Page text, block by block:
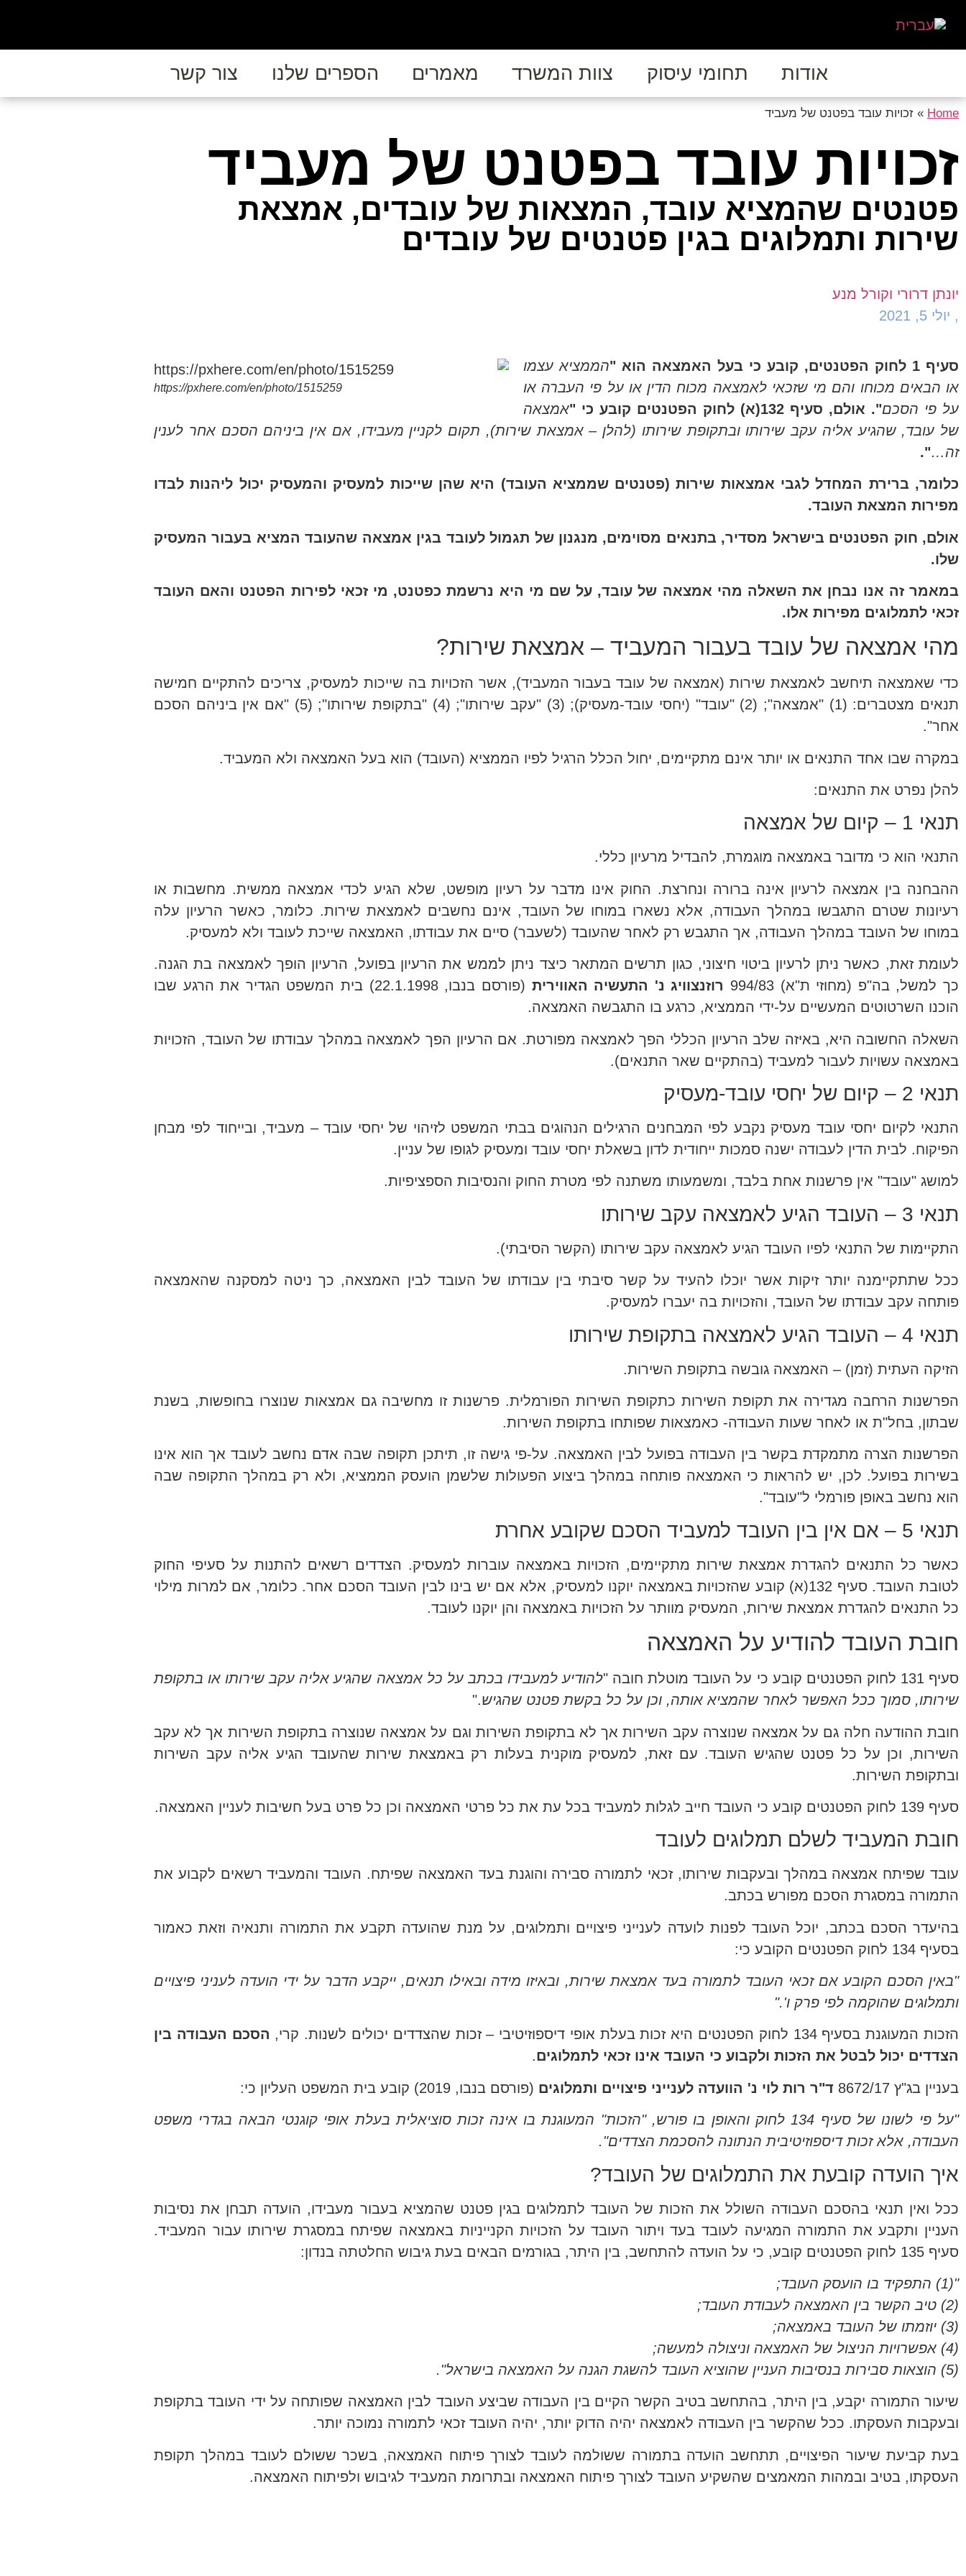
אודות תחומי עיסוק צוות המשרד מאמרים הספרים שלנו צור קשר
Home
» זכויות עובד בפטנט של מעביד
זכויות עובד בפטנט של מעביד
פטנטים שהמציא עובד, המצאות של עובדים, אמצאת
שירות ותמלוגים בגין פטנטים של עובדים
יונתן דרורי וקורל מנע
, יולי 5, 2021
https://pxhere.com/en/photo/1515259
סעיף 1 לחוק הפטנטים, קובע כי בעל האמצאה הוא "
הממציא עצמו
או הבאים מכוחו והם מי שזכאי לאמצאה מכוח הדין או על פי העברה או
על פי הסכם". אולם, סעיף 132(א) לחוק הפטנטים קובע כי "
אמצאה
של עובד, שהגיע אליה עקב שירותו ובתקופת שירותו (להלן – אמצאת שירות), תקום לקניין מעבידו, אם אין ביניהם הסכם אחר לענין
זה…".
כלומר, ברירת המחדל לגבי אמצאות שירות (פטנטים שממציא העובד) היא שהן שייכות למעסיק והמעסיק יכול ליהנות לבדו
מפירות המצאת העובד.
אולם, חוק הפטנטים בישראל מסדיר, בתנאים מסוימים, מנגנון של תגמול לעובד בגין אמצאה שהעובד המציא בעבור המעסיק
שלו.
במאמר זה אנו נבחן את השאלה מהי אמצאה של עובד, על שם מי היא נרשמת כפטנט, מי זכאי לפירות הפטנט והאם העובד
זכאי לתמלוגים מפירות אלו.
מהי אמצאה של עובד בעבור המעביד – אמצאת שירות?
כדי שאמצאה תיחשב לאמצאת שירות (אמצאה של עובד בעבור המעביד), אשר הזכויות בה שייכות למעסיק, צריכים להתקיים חמישה
תנאים מצטברים: (1) "אמצאה"; (2) "עובד" (יחסי עובד-מעסיק); (3) "עקב שירותו"; (4) "בתקופת שירותו"; (5) "אם אין ביניהם הסכם
אחר".
במקרה שבו אחד התנאים או יותר אינם מתקיימים, יחול הכלל הרגיל לפיו הממציא (העובד) הוא בעל האמצאה ולא המעביד.
להלן נפרט את התנאים:
תנאי 1 – קיום של אמצאה
התנאי הוא כי מדובר באמצאה מוגמרת, להבדיל מרעיון כללי.
ההבחנה בין אמצאה לרעיון אינה ברורה ונחרצת. החוק אינו מדבר על רעיון מופשט, שלא הגיע לכדי אמצאה ממשית. מחשבות או
רעיונות שטרם התגבשו במהלך העבודה, אלא נשארו במוחו של העובד, אינם נחשבים לאמצאת שירות. כלומר, כאשר הרעיון עלה
במוחו של העובד במהלך העבודה, אך התגבש רק לאחר שהעובד (לשעבר) סיים את עבודתו, האמצאה שייכת לעובד ולא למעסיק.
לעומת זאת, כאשר ניתן לרעיון ביטוי חיצוני, כגון תרשים המתאר כיצד ניתן לממש את הרעיון בפועל, הרעיון הופך לאמצאה בת הגנה.
כך למשל, בה"פ (מחוזי ת"א) 994/83
רוזנצוויג נ' התעשיה האווירית
(פורסם בנבו, 22.1.1998) בית המשפט הגדיר את הרגע שבו
הוכנו השרטוטים המעשיים על-ידי הממציא, כרגע בו התגבשה האמצאה.
השאלה החשובה היא, באיזה שלב הרעיון הכללי הפך לאמצאה מפורטת. אם הרעיון הפך לאמצאה במהלך עבודתו של העובד, הזכויות
באמצאה עשויות לעבור למעביד (בהתקיים שאר התנאים).
תנאי 2 – קיום של יחסי עובד-מעסיק
התנאי לקיום יחסי עובד מעסיק נקבע לפי המבחנים הרגילים הנהוגים בבתי המשפט לזיהוי של יחסי עובד – מעביד, ובייחוד לפי מבחן
הפיקוח. לבית הדין לעבודה ישנה סמכות ייחודית לדון בשאלת יחסי עובד ומעסיק לגופו של עניין.
למושג "עובד" אין פרשנות אחת בלבד, ומשמעותו משתנה לפי מטרת החוק והנסיבות הספציפיות.
תנאי 3 – העובד הגיע לאמצאה עקב שירותו
התקיימות של התנאי לפיו העובד הגיע לאמצאה עקב שירותו (הקשר הסיבתי).
ככל שתתקיימנה יותר זיקות אשר יוכלו להעיד על קשר סיבתי בין עבודתו של העובד לבין האמצאה, כך ניטה למסקנה שהאמצאה
פותחה עקב עבודתו של העובד, והזכויות בה יעברו למעסיק.
תנאי 4 – העובד הגיע לאמצאה בתקופת שירותו
הזיקה העתית (זמן) – האמצאה גובשה בתקופת השירות.
הפרשנות הרחבה מגדירה את תקופת השירות כתקופת השירות הפורמלית. פרשנות זו מחשיבה גם אמצאות שנוצרו בחופשות, בשנת
שבתון, בחל"ת או לאחר שעות העבודה- כאמצאות שפותחו בתקופת השירות.
הפרשנות הצרה מתמקדת בקשר בין העבודה בפועל לבין האמצאה. על-פי גישה זו, תיתכן תקופה שבה אדם נחשב לעובד אך הוא אינו
בשירות בפועל. לכן, יש להראות כי האמצאה פותחה במהלך ביצוע הפעולות שלשמן הועסק הממציא, ולא רק במהלך התקופה שבה
הוא נחשב באופן פורמלי ל"עובד".
תנאי 5 – אם אין בין העובד למעביד הסכם שקובע אחרת
כאשר כל התנאים להגדרת אמצאת שירות מתקיימים, הזכויות באמצאה עוברות למעסיק. הצדדים רשאים להתנות על סעיפי החוק
לטובת העובד. סעיף 132(א) קובע שהזכויות באמצאה יוקנו למעסיק, אלא אם יש בינו לבין העובד הסכם אחר. כלומר, אם למרות מילוי
כל התנאים להגדרת אמצאת שירות, המעסיק מוותר על הזכויות באמצאה והן יוקנו לעובד.
חובת העובד להודיע על האמצאה
סעיף 131 לחוק הפטנטים קובע כי על העובד מוטלת חובה "
להודיע למעבידו בכתב על כל אמצאה שהגיע אליה עקב שירותו או בתקופת
שירותו, סמוך ככל האפשר לאחר שהמציא אותה, וכן על כל בקשת פטנט שהגיש."
חובת ההודעה חלה גם על אמצאה שנוצרה עקב השירות אך לא בתקופת השירות וגם על אמצאה שנוצרה בתקופת השירות אך לא עקב
השירות, וכן על כל פטנט שהגיש העובד. עם זאת, למעסיק מוקנית בעלות רק באמצאת שירות שהעובד הגיע אליה עקב השירות
ובתקופת השירות.
סעיף 139 לחוק הפטנטים קובע כי העובד חייב לגלות למעביד בכל עת את כל פרטי האמצאה וכן כל פרט בעל חשיבות לעניין האמצאה.
חובת המעביד לשלם תמלוגים לעובד
עובד שפיתח אמצאה במהלך ובעקבות שירותו, זכאי לתמורה סבירה והוגנת בעד האמצאה שפיתח. העובד והמעביד רשאים לקבוע את
התמורה במסגרת הסכם מפורש בכתב.
בהיעדר הסכם בכתב, יוכל העובד לפנות לועדה לענייני פיצויים ותמלוגים, על מנת שהועדה תקבע את התמורה ותנאיה וזאת כאמור
בסעיף 134 לחוק הפטנטים הקובע כי:
"באין הסכם הקובע אם זכאי העובד לתמורה בעד אמצאת שירות, ובאיזו מידה ובאילו תנאים, ייקבע הדבר על ידי הועדה לעניני פיצויים
ותמלוגים שהוקמה לפי פרק ו'."
הזכות המעוגנת בסעיף 134 לחוק הפטנטים היא זכות בעלת אופי דיספוזיטיבי – זכות שהצדדים יכולים לשנות. קרי,
הסכם העבודה בין
הצדדים יכול לבטל את הזכות ולקבוע כי העובד אינו זכאי לתמלוגים.
בעניין בג"ץ 8672/17 ד"ר רות לוי נ' הוועדה לענייני פיצויים ותמלוגים (פורסם בנבו, 2019) קובע בית המשפט העליון כי:
"על פי לשונו של סעיף 134 לחוק והאופן בו פורש, "הזכות" המעוגנת בו אינה זכות סוציאלית בעלת אופי קוגנטי הבאה בגדרי משפט
העבודה, אלא זכות דיספוזיטיבית הנתונה להסכמת הצדדים".
איך הועדה קובעת את התמלוגים של העובד?
ככל ואין תנאי בהסכם העבודה השולל את הזכות של העובד לתמלוגים בגין פטנט שהמציא בעבור מעבידו, הועדה תבחן את נסיבות
העניין ותקבע את התמורה המגיעה לעובד בעד ויתור העובד על הזכויות הקנייניות באמצאה שפיתח במסגרת שירותו עבור המעביד.
סעיף 135 לחוק הפטנטים קובע, כי על הועדה להתחשב, בין היתר, בגורמים הבאים בעת גיבוש החלטתה בנדון:
"(1) התפקיד בו הועסק העובד;
(2) טיב הקשר בין האמצאה לעבודת העובד;
(3) יוזמתו של העובד באמצאה;
(4) אפשרויות הניצול של האמצאה וניצולה למעשה;
(5) הוצאות סבירות בנסיבות העניין שהוציא העובד להשגת הגנה על האמצאה בישראל".
שיעור התמורה יקבע, בין היתר, בהתחשב בטיב הקשר הקיים בין העבודה שביצע העובד לבין האמצאה שפותחה על ידי העובד בתקופת
ובעקבות העסקתו. ככל שהקשר בין העבודה לאמצאה יהיה הדוק יותר, יהיה העובד זכאי לתמורה נמוכה יותר.
בעת קביעת שיעור הפיצויים, תתחשב הועדה בתמורה ששולמה לעובד לצורך פיתוח האמצאה, בשכר ששולם לעובד במהלך תקופת
העסקתו, בטיב ובמהות המאמצים שהשקיע העובד לצורך פיתוח האמצאה ובתרומת המעביד לגיבוש ולפיתוח האמצאה.